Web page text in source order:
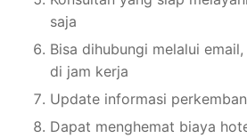
saja
Bisa dihubungi melalui
di jam kerja
Update informasi
Dapat menghemat biaya